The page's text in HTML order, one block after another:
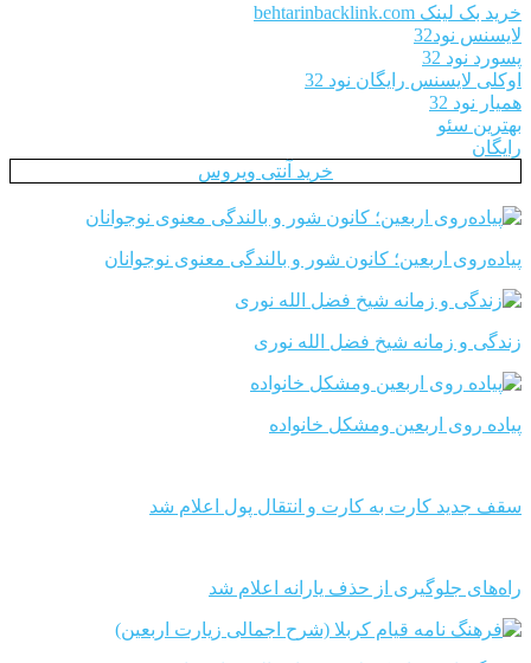
خرید بک لینک behtarinbacklink.com
لایسنس نود32
پسورد نود 32
اوکلی لایسنس رایگان نود 32
همیار نود 32
بهترین سئو
رایگان
خرید آنتی ویروس
پیاده‌روی اربعین؛ کانون شور و بالندگی معنوی نوجوانان
زندگی و زمانه شیخ فضل الله نوری
پیاده روی اربعین ومشکل خانواده
سقف جدید کارت به کارت و انتقال پول اعلام شد
راه‌های جلوگیری از حذف یارانه اعلام شد